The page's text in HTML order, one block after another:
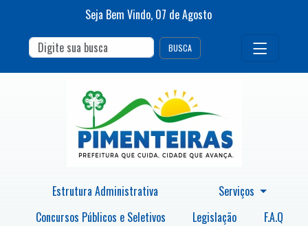
Seja Bem Vindo, 07 deAgosto
BUSCA
Estrutura Administrativa
Serviços
Concursos Públicos e Seletivos
Legislação F.A.Q